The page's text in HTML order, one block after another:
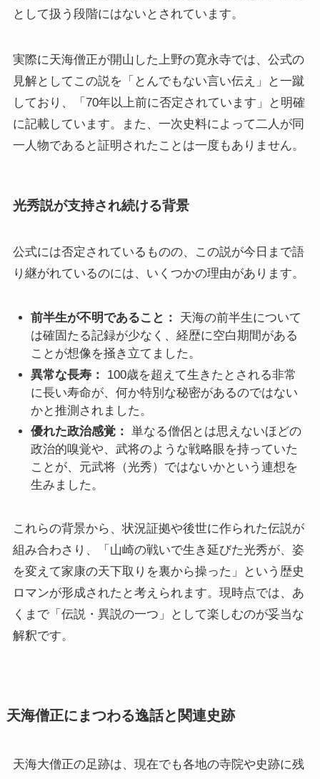
として扱う段階にはないとされています。
実際に天海僧正が開山した上野の寛永寺では、公式の
見解としてこの説を「とんでもない言い伝え」と一蹴
しており、「70年以上前に否定されています」と明確
に記載しています。また、一次史料によって二人が同
一人物であると証明されたことは一度もありません。
光秀説が支持され続ける背景
公式には否定されているものの、この説が今日まで語
り継がれているのには、いくつかの理由があります。
前半生が不明であること：
天海の前半生について
は確固たる記録が少なく、経歴に空白期間がある
ことが想像を掻き立てました。
異常な長寿：
100歳を超えて生きたとされる非常
に長い寿命が、何か特別な秘密があるのではない
かと推測されました。
優れた政治感覚： 単なる僧侶とは思えないほどの
政治的嗅覚や、武将のような戦略眼を持っていた
ことが、元武将（光秀）ではないかという連想を
生みました。
これらの背景から、状況証拠や後世に作られた伝説が
組み合わさり、「山崎の戦いで生き延びた光秀が、姿
を変えて家康の天下取りを裏から操った」という歴史
ロマンが形成されたと考えられます。現時点では、あ
くまで「伝説・異説の一つ」として楽しむのが妥当な
解釈です。
天海僧正にまつわる逸話と関連史跡
天海大僧正の足跡は、現在でも各地の寺院や史跡に残